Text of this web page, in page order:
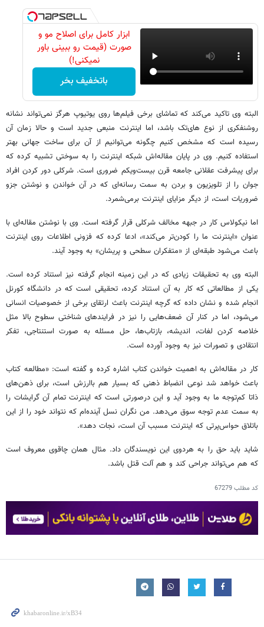
ابزار کامل برای اصلاح مو و
صورت (قیمت رو ببینی باور
نمیکنی!)
باتخفیف بخر
البته وی تاکید می‌کند که تماشای برخی فیلم‌ها روی یوتیوپ هرگز نمی‌تواند نشانه
روشنفکری از نوع های‌تک باشد، اما اینترنت منبعی جدید است و حالا زمان آن
رسیده است که مشخص کنیم چگونه می‌توانیم از آن برای ساخت جهانی بهتر
استفاده کنیم. وی در پایان مقاله‌اش شبکه اینترنت را به سوختی تشبیه کرده که
برای پیشرفت عقلانی جامعه قرن بیست‌ویکم ضروری است. شرکلی دور کردن افراد
جوان را از تلویزیون و بردن به سمت رسانه‌ای که در آن خواندن و نوشتن جزو
ضروریات است، از دیگر مزایای اینترنت برمی‌شمرد.
اما نیکولاس کار در جبهه مخالف شرکلی قرار گرفته است. وی با نوشتن مقاله‌ای با
عنوان «اینترنت ما را کودن‌تر می‌کند»، ادعا کرده که فزونی اطلاعات روی اینترنت
باعث می‌شود طبقه‌ای از «متفکران سطحی و پریشان» به وجود آیند.
البته وی به تحقیقات زیادی که در این زمینه انجام گرفته نیز استناد کرده است.
یکی از مطالعاتی که کار به آن استناد کرده، تحقیقی است که در دانشگاه کورنل
انجام شده و نشان داده که گرچه اینترنت باعث ارتقای برخی از خصوصیات انسانی
می‌شود، اما در کنار آن ضعف‌هایی را نیز در فرایندهای شناختی سطوح بالا مثل
خلاصه کردن لغات، اندیشه، بازتاب‌ها، حل مسئله به صورت استنتاجی، تفکر
انتقادی و تصورات نیز به وجود آورده است.
کار در مقاله‌اش به اهمیت خواندن کتاب اشاره کرده و گفته است: «مطالعه کتاب
باعث خواهد شد نوعی انضباط ذهنی که بسیار هم باارزش است، برای ذهن‌های
ذاتا کم‌توجه ما به وجود آید و این درصورتی است که اینترنت تمام آن گرایشات را
به سمت عدم توجه سوق می‌دهد. من نگران نسل آینده‌ام که نتواند خود را از این
باتلاق حواس‌پرتی که اینترنت مسبب آن است، نجات دهد».
شاید باید حق را به هردوی این نویسندگان داد. مثال همان چاقوی معروف است
که هم می‌تواند جراحی کند و هم آلت قتل باشد.
کد مطلب67279